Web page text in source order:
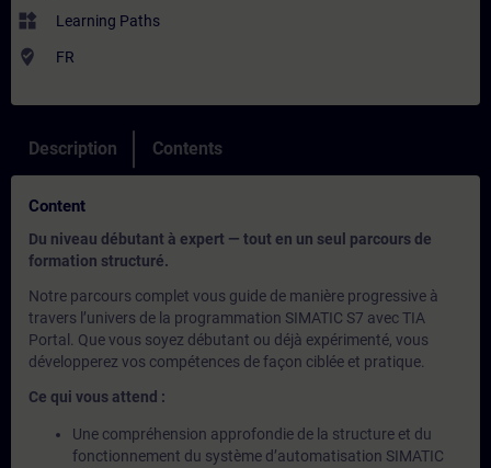
widgets Learning Paths
where_to_vote FR
Description Contents
Content
Du niveau débutant à expert — tout en un seul parcours de
formation structuré.
Notre parcours complet vous guide de manière progressive à
travers l’univers de la programmation SIMATIC S7 avec TIA
Portal. Que vous soyez débutant ou déjà expérimenté, vous
développerez vos compétences de façon ciblée et pratique.
Ce qui vous attend :
Une compréhension approfondie de la structure et du
fonctionnement du système d’automatisation SIMATIC